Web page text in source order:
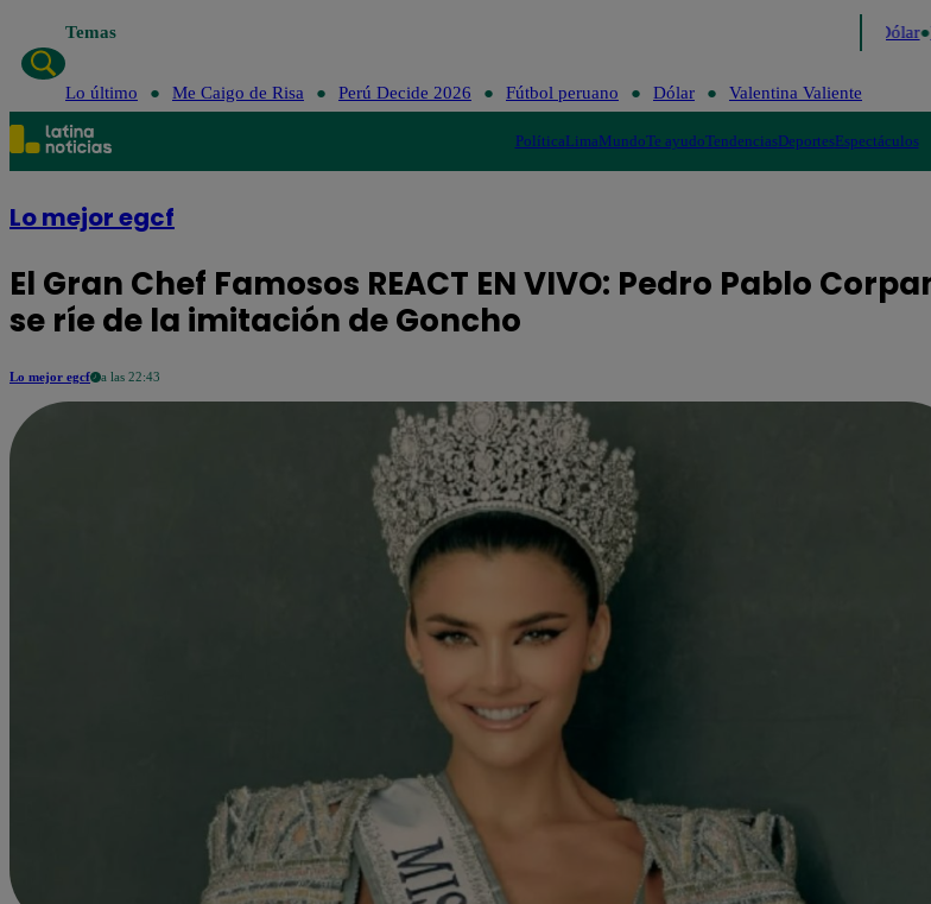
Temas Dólar
Lo último Me Caigo de Risa Perú Decide 2026 Fútbol peruano Dólar Valentina Valiente
PolíticaLimaMundoTe ayudoTendenciasDeportesEspectáculos
Lo mejor egcf
El Gran Chef Famosos REACT EN VIVO: Pedro Pablo
se ríe de la imitación de Goncho
Lo mejor egcf a las 22:43